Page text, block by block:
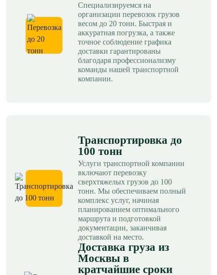
Специализируемся на
организации перевозок грузов
весом до 20 тонн. Быстрая и
аккуратная погрузка, а также
точное соблюдение графика
доставки гарантированы
благодаря профессионализму
команды нашей транспортной
компании.
Транспортировка до
100 тонн
Услуги транспортной компании
включают перевозку
сверхтяжелых грузов до 100
тонн. Мы обеспечиваем полный
комплекс услуг, начиная
планированием оптимального
маршрута и подготовкой
документации, заканчивая
доставкой на место.
Доставка груза из
Москвы в
кратчайшие сроки